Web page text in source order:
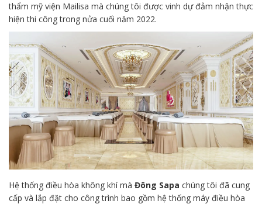
thẩm mỹ viện Mailisa mà chúng tôi được vinh dự đảm nhận thực
hiện thi công trong nửa cuối năm 2022.
Hệ thống điều hòa không khí mà Đông Sapa chúng tôi đã cung
cấp và lắp đặt cho công trình bao gồm hệ thống máy điều hòa